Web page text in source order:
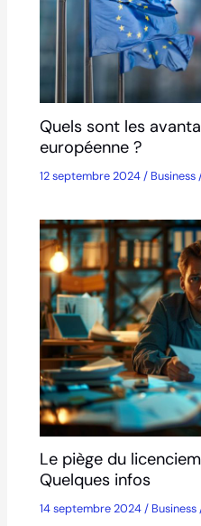
Quels sont les
européenne ?
12 septembre 2024/ Business
Le piège du
Quelques infos
14 septembre 2024/ Business